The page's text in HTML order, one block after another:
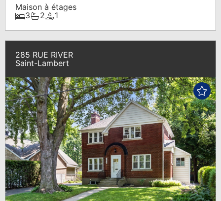
Maison à étages
3
2 1
285 RUE RIVER
Saint-Lambert